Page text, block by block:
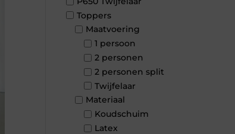
Toppers
Maatvoering
1 persoon
2 personen
2 personen split
Twijfelaar
Materiaal
Koudschuim
Latex